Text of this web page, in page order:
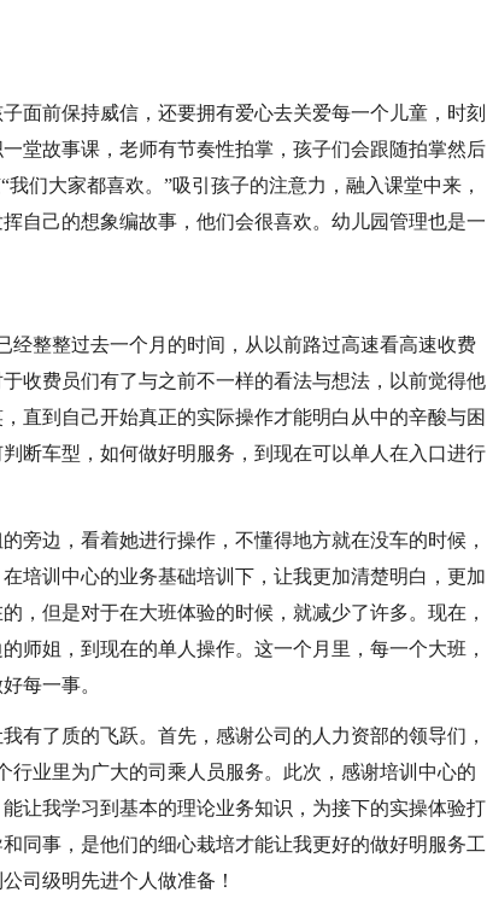
面前保持威信，还要拥有爱心去关爱每一个儿童，时刻
堂故事课，老师有节奏性拍掌，孩子们会跟随拍掌然后
们大家都喜欢。”吸引孩子的注意力，融入课堂中来，
自己的想象编故事，他们会很喜欢。幼儿园管理也是一
经整整过去一个月的时间，从以前路过高速看高速收费
收费员们有了与之前不一样的看法与想法，以前觉得他
直到自己开始真正的实际操作才能明白从中的辛酸与困
断车型，如何做好明服务，到现在可以单人在入口进行
旁边，看着她进行操作，不懂得地方就在没车的时候，
培训中心的业务基础培训下，让我更加清楚明白，更加
，但是对于在大班体验的时候，就减少了许多。现在，
师姐，到现在的单人操作。这一个月里，每一个大班，
每一事。
有了质的飞跃。首先，感谢公司的人力资部的领导们，
行业里为广大的司乘人员服务。此次，感谢培训中心的
让我学习到基本的理论业务知识，为接下的实操体验打
同事，是他们的细心栽培才能让我更好的做好明服务工
司级明先进个人做准备！